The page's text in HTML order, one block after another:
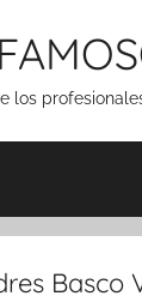
los
Basco